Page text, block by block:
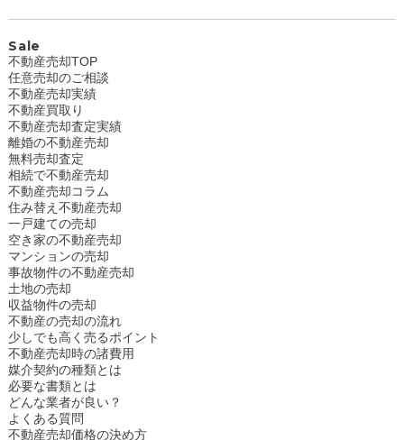
Sale
不動産売却TOP
任意売却のご相談
不動産売却実績
不動産買取り
不動産売却査定実績
離婚の不動産売却
無料売却査定
相続で不動産売却
不動産売却コラム
住み替え不動産売却
一戸建ての売却
空き家の不動産売却
マンションの売却
事故物件の不動産売却
土地の売却
収益物件の売却
不動産の売却の流れ
少しでも高く売るポイント
不動産売却時の諸費用
媒介契約の種類とは
必要な書類とは
どんな業者が良い？
よくある質問
不動産売却価格の決め方